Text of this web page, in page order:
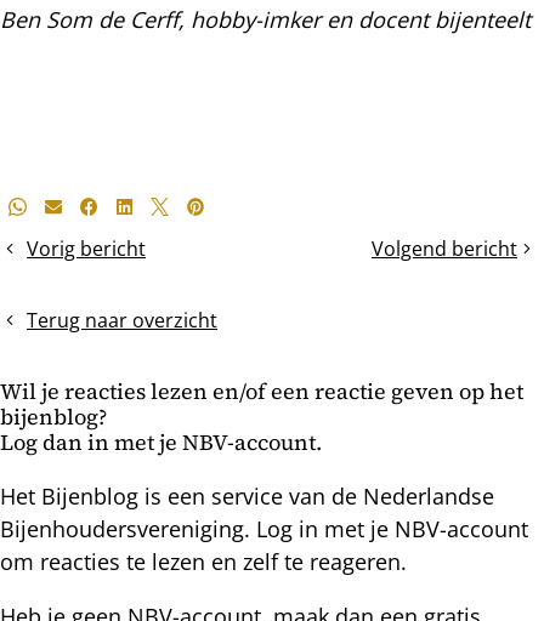
Ben Som de Cerff, hobby-imker en docent bijenteelt
Deel
bericht
Whatsapp
E-mailFacebook
LinkedIn
X Pinterest
Vorig bericht
Veertig
verschil
Volgend bericht
De
Terug naar overzicht
Wil je reacties lezen en/of een reactie geven op het
bijenblog?
Log dan in met je NBV-account.
Het Bijenblog is een service van de Nederlandse
Bijenhoudersvereniging. Log in met je NBV-account
om reacties te lezen en zelf te reageren.